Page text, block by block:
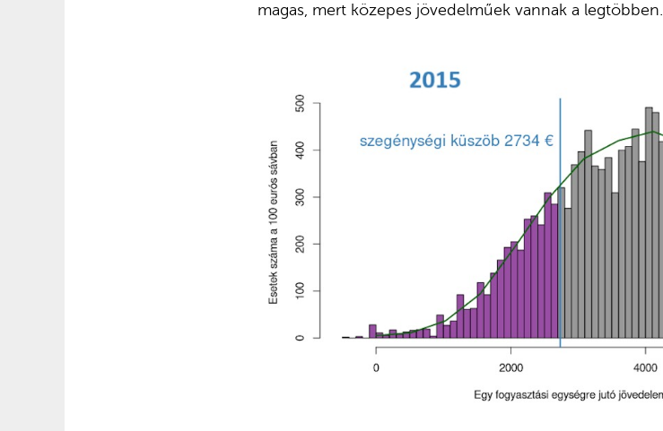
magas, mert közepes jövedelműek vannak a legtöbben.